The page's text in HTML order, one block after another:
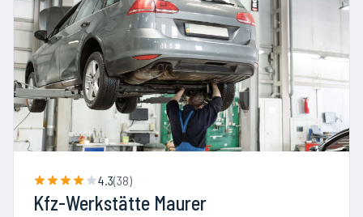
4.3(38)
Kfz-Werkstätte Maurer